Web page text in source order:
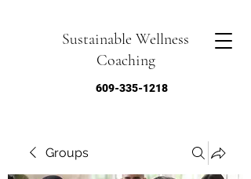
Sustainable Wellness
Coaching
609-335-1218
Groups